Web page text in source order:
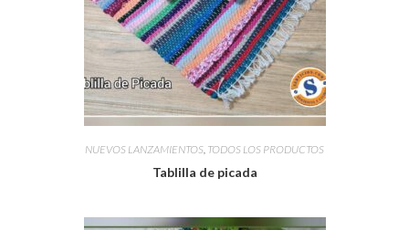
NUEVOS LANZAMIENTOS TODOS LOS PRODUCTOS
Tablilla de picada